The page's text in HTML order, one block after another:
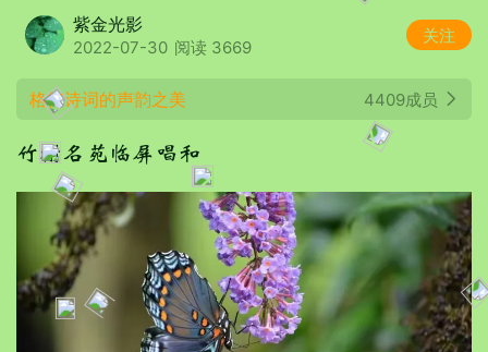
紫金光影
2022-07-30 阅读 3669
关注
格律诗词的声韵之美 4409成员
竹榭名苑临屏唱和